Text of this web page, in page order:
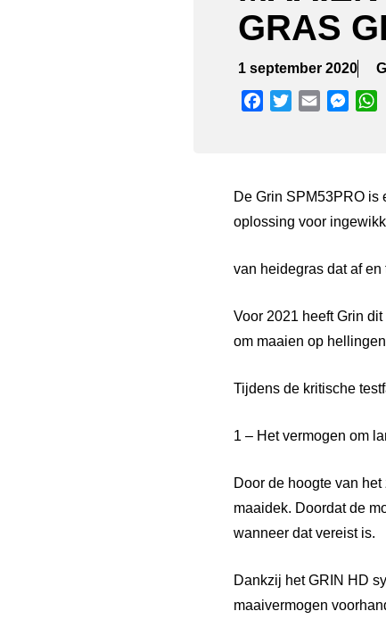
GRAS
1 september 2020
Facebook
TwitterEmail
De Grin SPM53PRO
oplossing voor
van heidegras dat af
Voor 2021 heeft Grin
om maaien op
Tijdens de kritische
1 – Het vermogen om
Door de hoogte van
maaidek. Doordat de
wanneer dat vereist is.
Dankzij het GRIN HD
maaivermogen